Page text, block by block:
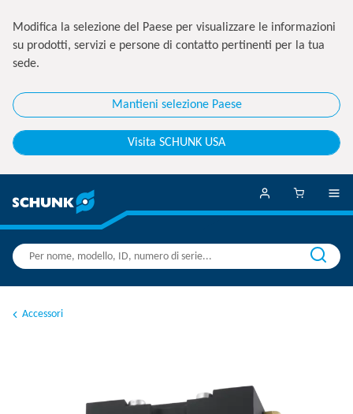
Modifica la selezione del Paese per visualizzare le informazioni
su prodotti, servizi e persone di contatto pertinenti per la tua
sede.
Mantieni selezione Paese
Visita SCHUNK USA
Accessori